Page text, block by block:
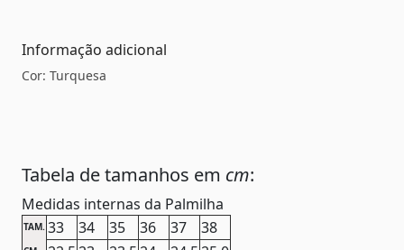
Informação adicional
Cor: Turquesa
Tabela de tamanhos em cm:
Medidas internas da Palmilha
TAM. 33 34 35 36 37 38